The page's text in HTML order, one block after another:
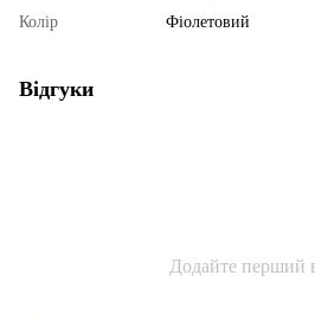
Колір
Фіолетовий
Відгуки
Додайте перший